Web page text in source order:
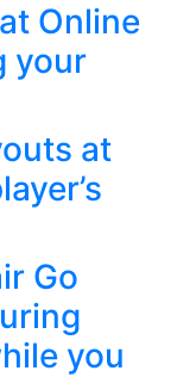
Online
your
at
Go
you